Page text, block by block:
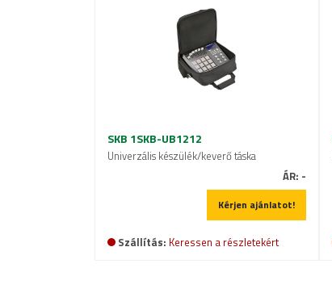
SKB 1SKB-UB1212
Univerzális készülék/keverő táska
ÁR: -
Kérjen ajánlatot!
Szállítás: Keressen a részletekért